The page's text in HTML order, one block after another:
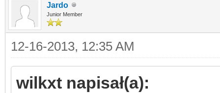
Jardo
Junior Member
12-16-2013, 12:35 AM
wilkxt napisał(a):